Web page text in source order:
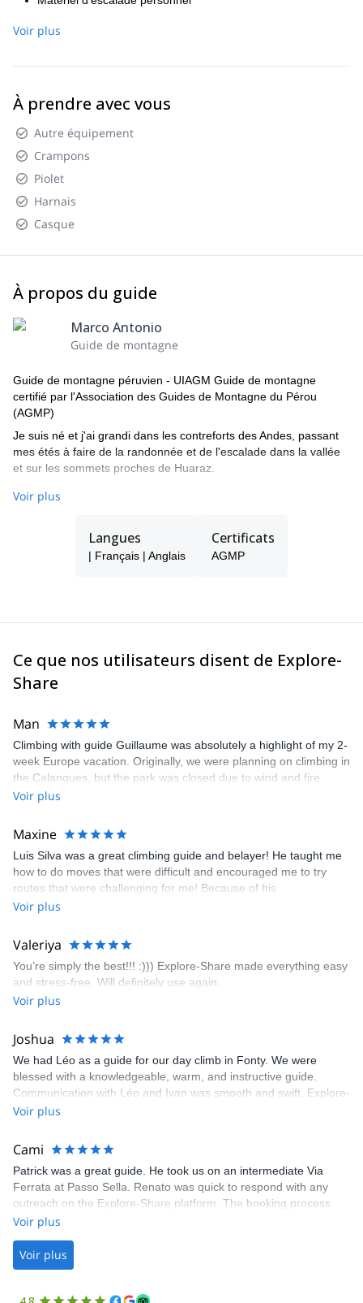
Voir plus
À prendre avec vous
Autre équipement
Crampons
Piolet
Harnais
Casque
À propos du guide
Marco Antonio
Guide de montagne
Guide de montagne péruvien - UIAGM Guide de montagne
certifié par l'Association des Guides de Montagne du Pérou
(AGMP)
Je suis né et j'ai grandi dans les contreforts des Andes, passant
mes étés à faire de la randonnée et de l'escalade dans la vallée
et sur les sommets proches de Huaraz.
Génie de l'aventure en montagne. Depuis l'enfance j'ai été un
amant de l'adrénaline, après des années je suis devenu dans un
de Guides de Montagne dans l'Ecole de Guides au Pérou.
J'ai participé à la construction, à l'installation et au
l'Équateur, le Chili et l'Argentine.
J'ai également suivi le cours Wilderness First Aid (WFA) et j'ai
J'aime partager la culture avec des gens du monde entier et
aider les visiteurs à réaliser leur rêve. Je parle quechua,
espagnol, anglais et français.
Voir plus
Langues
| Français | Anglais
Certificats
AGMP
Ce que nos utilisateurs disent de Explore-
Share
Man
Climbing with guide Guillaume was absolutely a highlight of my 2-
week Europe vacation. Originally, we were planning on climbing in
the Calanques, but the park was closed due to wind and fire
danger. Guillaume chose another amazing location (Pic de
kindly offered train station pick-up and hotel drop off, which I
appreciated very much. The multi-pitch route we did was not only
fun but also the right amount of challenge, which I thoroughly
enjoyed. The communication from the team (Gauthier) was
prompt and clear—highly recommend!
Voir plus
Maxine
Luis Silva was a great climbing guide and belayer! He taught me
how to do moves that were difficult and encouraged me to try
routes that were challenging for me! Because of his
encouragement, I managed to complete these routes! I really
area. The weather was perfect, no direct sun and cool enough to
enjoy the climbs. Explore-Share made booking an outdoor
climbing experience in Lisbon extremely easy. Luis, our guide,
was fantastic, and the platform’s organization was flawless.
Voir plus
Valeriya
You’re simply the best!!! :))) Explore-Share made everything easy
and stress-free. Will definitely use again.
Voir plus
Joshua
We had Léo as a guide for our day climb in Fonty. We were
blessed with a knowledgeable, warm, and instructive guide.
Communication with Léo and Ivan was smooth and swift. Explore-
Share was excellent in arranging everything for our day climb.
making our adventure stress-free.
Voir plus
Cami
Patrick was a great guide. He took us on an intermediate Via
Ferrata at Passo Sella. Renato was quick to respond with any
outreach on the Explore-Share platform. The booking process
was straightforward, and once Patrick was confirmed, all went
the platform.
Voir plus
Voir plus